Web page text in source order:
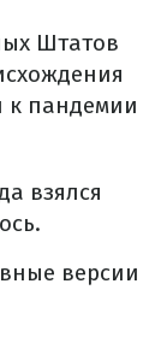
Штатов
к пандемии
взялся
версии